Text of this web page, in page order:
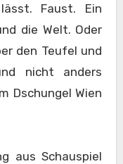
Faust. Ein
die Welt. Oder
den Teufel und
nicht anders
Dschungel Wien
aus Schauspiel